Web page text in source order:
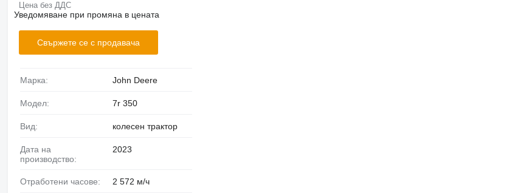
Цена без ДДС
Уведомяване при промяна в цената
Свържете се с продавача
Марка: John Deere
Модел: 7r 350
Вид: колесен трактор
Дата на
производство:
2023
Отработени часове: 2 572 м/ч